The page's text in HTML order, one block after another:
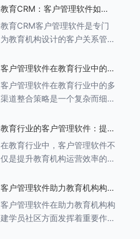
用。以下是对客户管理软件在教
育行业中学员反馈循环机制的详
细分析： ###一、学员反馈循
环机制
教育CRM：客户管理软件如何
助力教育机构实现可持续发展
教育CRM客户管理软件是专门
为教育机构设计的客户关系管理
家长、教师及其他相关方的互
动，对教育机构实现可持续发展
具有重要意义。以下是教育
CRM如何助力教育
客户管理软件在教育行业中的多
渠道整合策略
客户管理软件在教育行业中的多
渠道整合策略是一个复杂而细致
多种渠道，提升教育机构的市场
竞争力、客户满意度和运营效
率。以下是对这一策略的具体分
析： ###
教育行业的客户管理软件：提升
家长参与度的关键
在教育行业中，客户管理软件不
仅是提升教育机构运营效率的重
促进家校合作的关键。以下将详
细探讨如何通过教育行业的客户
管理软件来提升家长的参与度。
###
客户管理软件助力教育机构构建
学员社区
客户管理软件在助力教育机构构
建学员社区方面发挥着重要作